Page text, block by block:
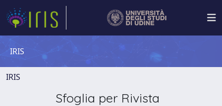
IRIS
IRIS
Sfoglia per Rivista